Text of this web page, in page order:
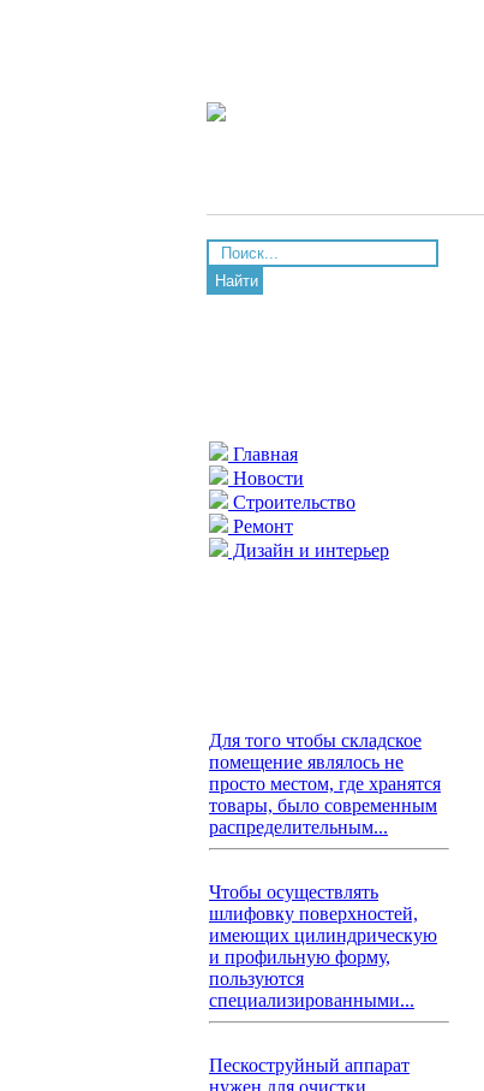
Найти
Главная
Новости
Строительство
Ремонт
Дизайн и интерьер
Для того чтобы складское
помещение являлось не
просто местом, где хранятся
товары, было современным
распределительным...
Чтобы осуществлять
шлифовку поверхностей,
имеющих цилиндрическую
и профильную форму,
пользуются
специализированными...
Пескоструйный аппарат
нужен для очистки